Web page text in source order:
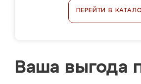
ПЕРЕЙТИ В
Ваша выгода